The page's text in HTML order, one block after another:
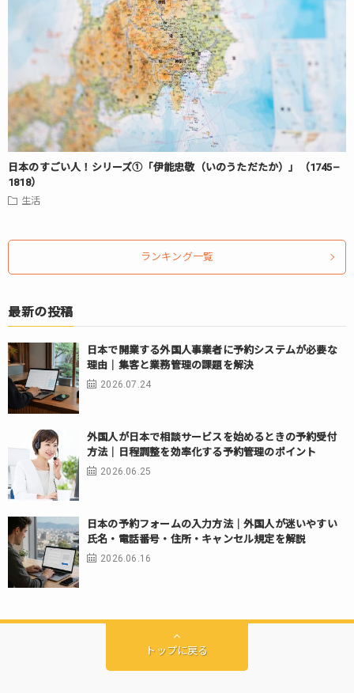
日本のすごい人！シリーズ①「伊能忠敬（いのうただたか）」（1745–
1818）
生活
ランキング一覧
最新の投稿
日本で開業する外国人事業者に予約システムが必要な
理由｜集客と業務管理の課題を解決
2026.07.24
外国人が日本で相談サービスを始めるときの予約受付
方法｜日程調整を効率化する予約管理のポイント
2026.06.25
日本の予約フォームの入力方法｜外国人が迷いやすい
氏名・電話番号・住所・キャンセル規定を解説
2026.06.16
トップに戻る